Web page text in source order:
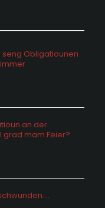
Obligatiounen
an der
grad mam Feier?